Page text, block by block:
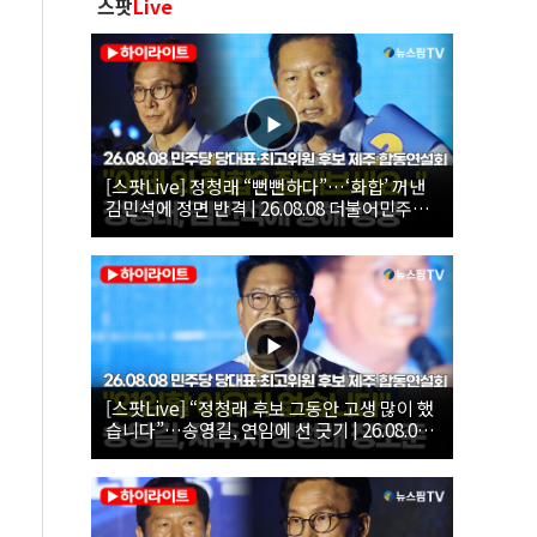
스팟Live
[스팟Live] 정청래 “뻔뻔하다”…‘화합’ 꺼낸
김민석에 정면 반격 | 26.08.08 더불어민주당
당대표·최고위원 후보 제주 합동연설회
[스팟Live] “정청래 후보 그동안 고생 많이 했
습니다”…송영길, 연임에 선 긋기 | 26.08.08
더불어민주당 당대표·최고위원 후보 제주 합
동연설회